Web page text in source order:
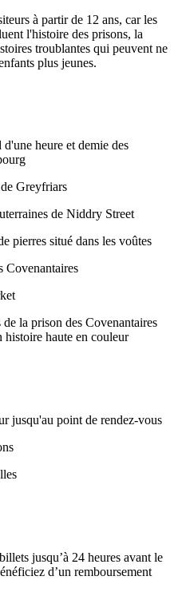
à partir de 12 ans, car les
l'histoire des prisons, la
troublantes qui peuvent ne
plus jeunes.
heure et demie des
Greyfriars
de Niddry Street
pierres situé dans les voûtes
Covenantaires
la prison des Covenantaires
histoire haute en couleur
jusqu'au point de rendez-vous
jusqu’à 24 heures avant le
d’un remboursement